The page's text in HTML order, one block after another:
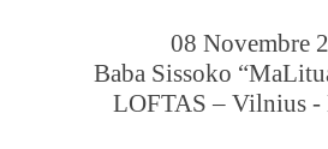
08 Novembre
Baba Sissoko
LOFTAS – Vilnius -